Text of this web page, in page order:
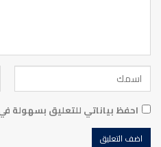
احفظ بياناتي للتعليق بسهولة